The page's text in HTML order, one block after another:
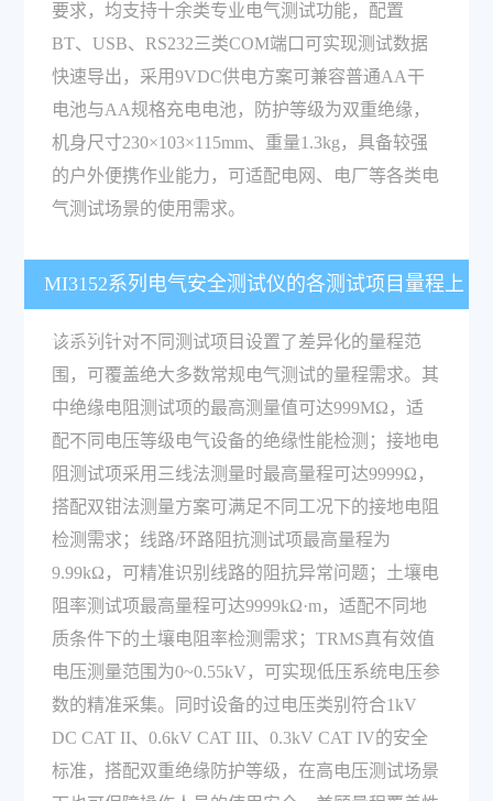
要求，均支持十余类专业电气测试功能，配置
BT、USB、RS232三类COM端口可实现测试数据
快速导出，采用9VDC供电方案可兼容普通AA干
电池与AA规格充电电池，防护等级为双重绝缘，
机身尺寸230×103×115mm、重量1.3kg，具备较强
的户外便携作业能力，可适配电网、电厂等各类电
气测试场景的使用需求。
MI3152系列电气安全测试仪的各测试项目量程上
限是多少？
该系列针对不同测试项目设置了差异化的量程范
围，可覆盖绝大多数常规电气测试的量程需求。其
中绝缘电阻测试项的最高测量值可达999MΩ，适
配不同电压等级电气设备的绝缘性能检测；接地电
阻测试项采用三线法测量时最高量程可达9999Ω，
搭配双钳法测量方案可满足不同工况下的接地电阻
检测需求；线路/环路阻抗测试项最高量程为
9.99kΩ，可精准识别线路的阻抗异常问题；土壤电
阻率测试项最高量程可达9999kΩ·m，适配不同地
质条件下的土壤电阻率检测需求；TRMS真有效值
电压测量范围为0~0.55kV，可实现低压系统电压参
数的精准采集。同时设备的过电压类别符合1kV
DC CAT II、0.6kV CAT III、0.3kV CAT IV的安全
标准，搭配双重绝缘防护等级，在高电压测试场景